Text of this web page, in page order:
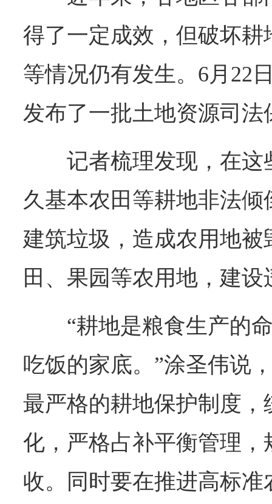
得了一定成效，但破坏
等情况仍有发生。6月22
发布了一批土地资源司法
记者梳理发现，在
久基本农田等耕地非法
建筑垃圾，造成农用地
田、果园等农用地，建设
“耕地是粮食生产的
吃饭的家底。”涂圣伟说
最严格的耕地保护制度
化，严格占补平衡管理
收。同时要在推进高标